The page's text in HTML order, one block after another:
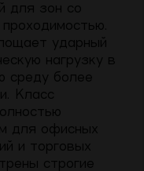
для зон со
ударный
нагрузку в
среду более
Класс
для офисных
и торговых
строгие